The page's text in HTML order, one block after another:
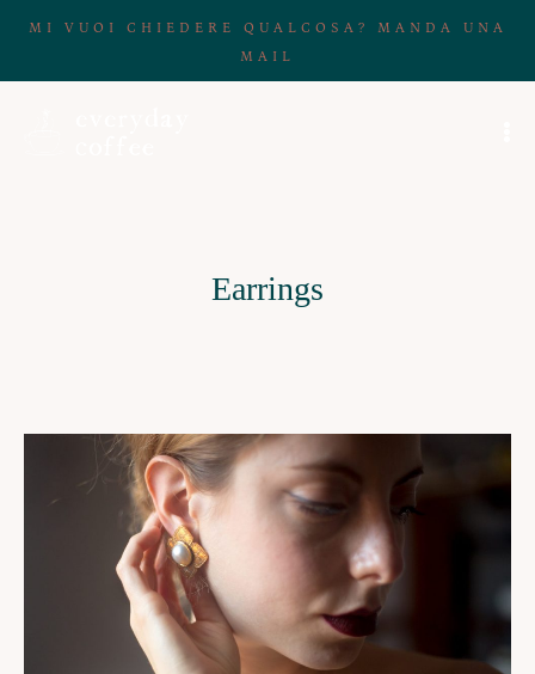
MI VUOI CHIEDERE QUALCOSA? MANDA UNA
MAIL
Earrings